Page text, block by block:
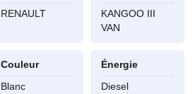
Couleur
Blanc
Énergie
Diesel
RENAULT
KANGOO III
VAN